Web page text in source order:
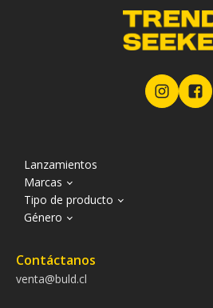
Lanzamientos
Marcas
Tipo de producto
Género
Contáctanos
venta@buld.cl